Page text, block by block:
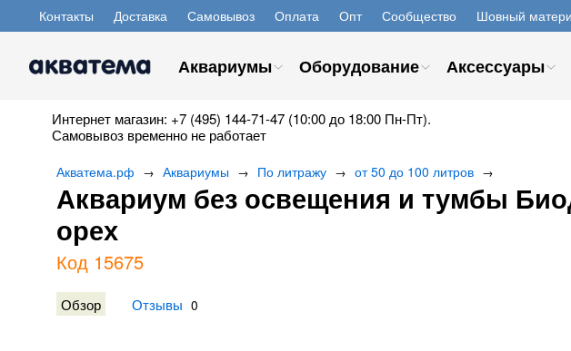
Контакты Доставка Самовывоз Оплата Опт Сообщество Шовный
Аквариумы Оборудование Аксессуары
Интернет магазин: +7 (495) 144-71-47 (10:00 до 18:00 Пн-Пт).
Самовывоз временно не работает
Акватема.рф → Аквариумы → По литражу → от 50 до 100 литров →
Аквариум без освещения и тумбы
орех
Код 15675
Обзор Отзывы 0